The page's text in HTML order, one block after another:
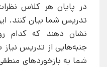
در پایان هر کلاس
تدریس شما بیان کنند.
نشان دهند که کدام
جنبه‌هایی از تدریس
شما به بازخوردهای